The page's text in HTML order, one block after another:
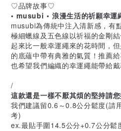
♡品牌故事♡
• musubi • 浪漫生活的祈願幸運
musubi為傳統中注入清新感，有
極細蠟線及五色線以祈福的金剛
起來比一般幸運繩來的花時間，
的底蘊中帶有典雅的氣質！推薦
也希望我們編織的幸運繩能帶
/
這款還是一樣不厭其煩的堅持請
我們建議留0.6～0.8公分鬆度(請
考)
ex.最貼手圍14.5公分+0.7公分鬆